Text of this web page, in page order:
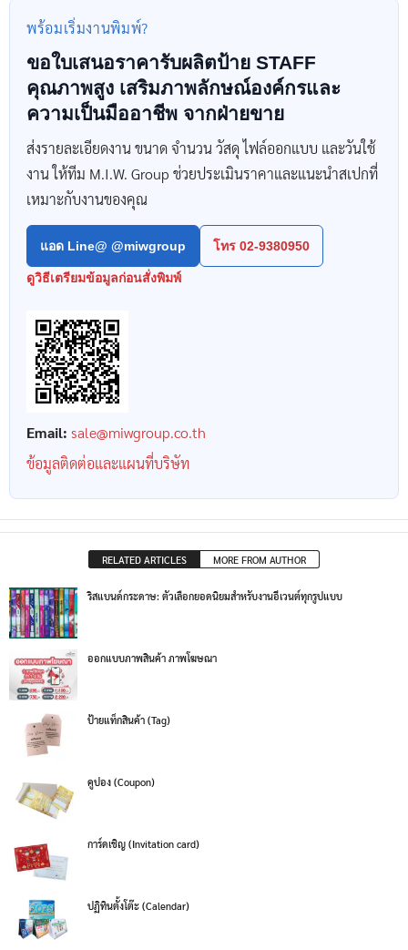
พร้อมเริ่มงานพิมพ์?
ขอใบเสนอราคารับผลิตป้าย STAFF
คุณภาพสูง เสริมภาพลักษณ์องค์กรและ
ความเป็นมืออาชีพ จากฝ่ายขาย
ส่งรายละเอียดงาน ขนาด จำนวน วัสดุ ไฟล์ออกแบบ และวันใช้
งาน ให้ทีม M.I.W. Group ช่วยประเมินราคาและแนะนำสเปกที่
เหมาะกับงานของคุณ
แอด Line@ @miwgroup โทร 02-9380950
ดูวิธีเตรียมข้อมูลก่อนสั่งพิมพ์
Email: sale@miwgroup.co.th
ข้อมูลติดต่อและแผนที่บริษัท
RELATED ARTICLES MORE FROM AUTHOR
ริสแบนด์กระดาษ: ตัวเลือกยอดนิยมสำหรับงานอีเวนต์ทุกรูปแบบ
ออกแบบภาพสินค้า ภาพโฆษณา
ป้ายแท็กสินค้า (Tag)
คูปอง (Coupon)
การ์ดเชิญ (Invitation card)
ปฏิทินตั้งโต๊ะ (Calendar)